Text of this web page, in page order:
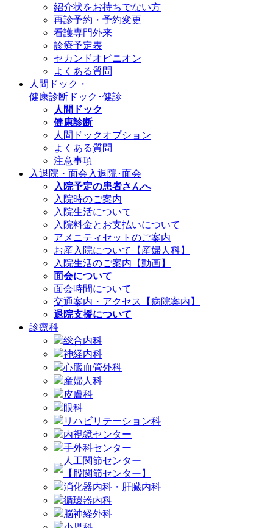
紹介状をお持ちでない方
再診予約・予約変更
看護専門外来
診療予定表
セカンドオピニオン
よくある質問
人間ドック・
健康診断 ドック･健診
人間ドック
健康診断
人間ドックオプション
よくある質問
注意事項
入退院・面会 入退院･面会
入院予定の患者さんへ
入院時のご案内
入院生活について
入院料金とお支払いについて
アメニティセットのご案内
お産入院について【産婦人科】
入院生活のご案内【動画】
面会について
面会時間について
交通案内・アクセス【病院案内】
退院支援について
診療科
総合内科
神経内科
心臓血管外科
産婦人科
皮膚科
眼科
リハビリテーション科
内視鏡センター
手外科センター
人工関節センター
【股関節センター】
消化器内科・肝臓内科
循環器内科
脳神経外科